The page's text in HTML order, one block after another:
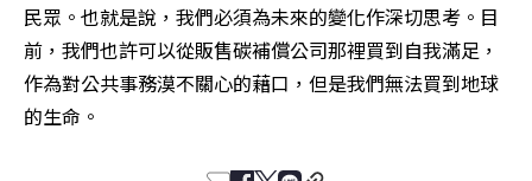
民眾。也就是說，我們必須為未來的變化作深切思考。目
前，我們也許可以從販售碳補償公司那裡買到自我滿足，
作為對公共事務漠不關心的藉口，但是我們無法買到地球
的生命。